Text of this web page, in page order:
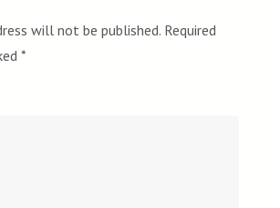
will not be published. Required
*